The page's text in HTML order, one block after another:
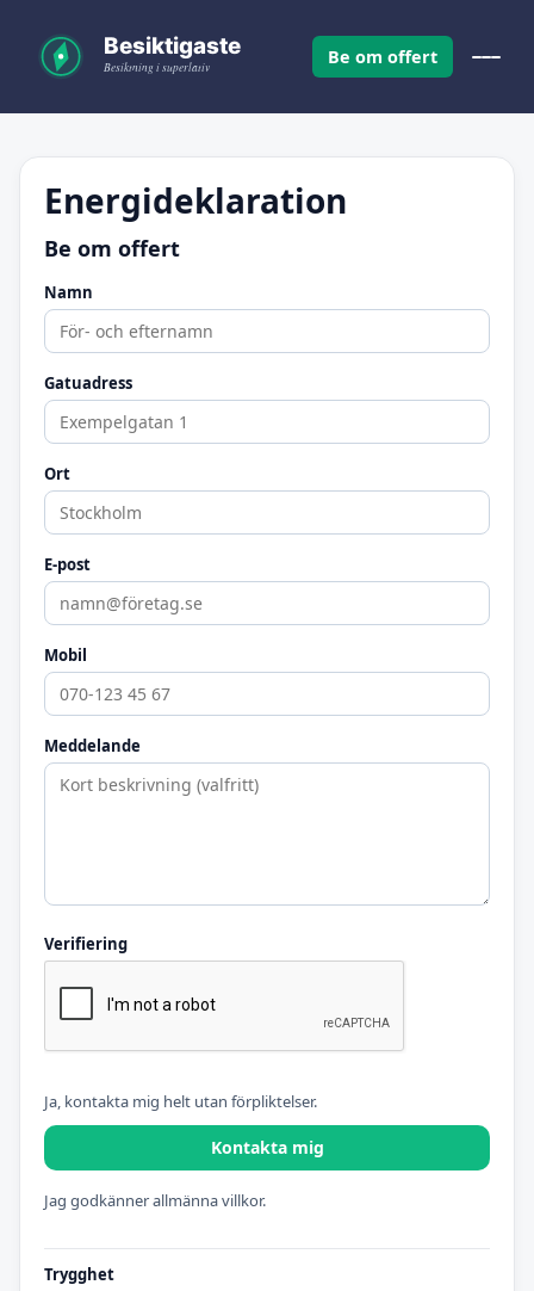
Be om offert
Energideklaration
Be om offert
Namn
Gatuadress
Ort
E-post
Mobil
Meddelande
Verifiering
Ja, kontakta mig helt utan förpliktelser.
Kontakta mig
Jag godkänner allmänna villkor.
Trygghet